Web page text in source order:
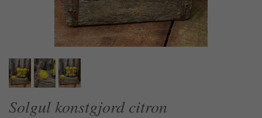
Solgul konstgjord citron